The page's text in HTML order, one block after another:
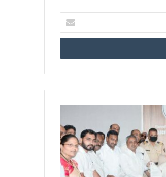
your
Email